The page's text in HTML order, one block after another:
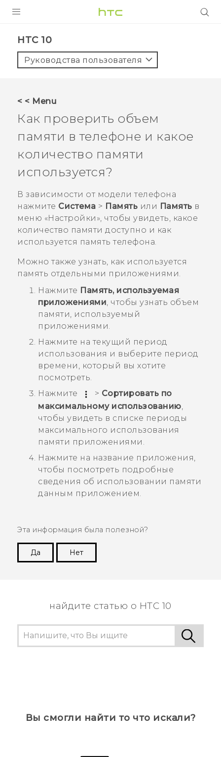
5G
VIVERSE
ПОДДЕРЖКА
HTC 10‎
Руководства пользователя
< < Menu
Как проверить объем
памяти в телефоне и какое
количество памяти
используется?
В зависимости от модели телефона
нажмите Система > Память или Память в
меню «Настройки », чтобы увидеть, какое
количество памяти доступно и как
используется память телефона.
Можно также узнать, как используется
память отдельными приложениями.
Нажмите Память, используемая
приложениями, чтобы узнать объем
памяти, используемый
приложениями.
Нажмите на текущий период
использования и выберите период
времени, который вы хотите
посмотреть.
Нажмите
> Сортировать по
максимальному использованию
чтобы увидеть в списке периоды
максимального использования
памяти приложениями.
Нажмите на название приложения,
чтобы посмотреть подробные
сведения об использовании памяти
данным приложением.
Эта информация была полезной?
Да
Нет
найдите статью о HTC 10
Вы смогли найти то что искали?